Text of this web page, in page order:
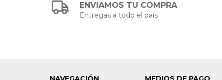
ENVIAMOS TU COMPRA
Entregas a todo el país